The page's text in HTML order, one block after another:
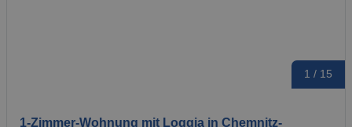
1 / 15
1-Zimmer-Wohnung mit Loggia in Chemnitz-